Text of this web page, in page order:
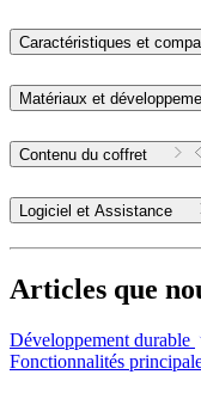
Caractéristiques et
Matériaux et
Contenu du coffret
Logiciel et Assistance
Articles que
Développement durable
Fonctionnalités